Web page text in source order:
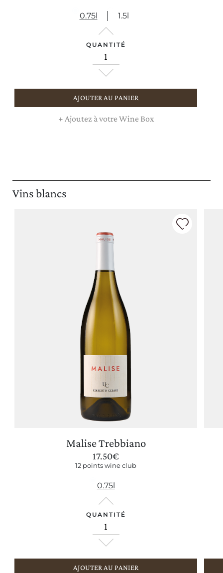
0.75l 1.5l
QUANTITÉ
AJOUTER AU PANIER
+ Ajoutez à votre Wine Box
Vins blancs
Malise Trebbiano
17.50€
12 points wine club
0.75l
QUANTITÉ
AJOUTER AU PANIER